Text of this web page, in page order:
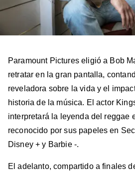
Paramount Pictures eligió a Bob
retratar en la gran pantalla,
reveladora sobre la vida y el
historia de la música. El actor
interpretará la leyenda del reggae
reconocido por sus papeles en
Disney + y Barbie -.
El adelanto, compartido a finales